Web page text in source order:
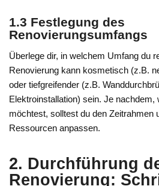
1.3 Festlegung des
Renovierungsumfangs
Überlege dir, in welchem Umfang du
Renovierung kann kosmetisch (z.B.
oder tiefgreifender (z.B.
Elektroinstallation) sein. Je nachdem,
möchtest, solltest du den Zeitrahmen
Ressourcen anpassen.
2. Durchführung
Renovierung: